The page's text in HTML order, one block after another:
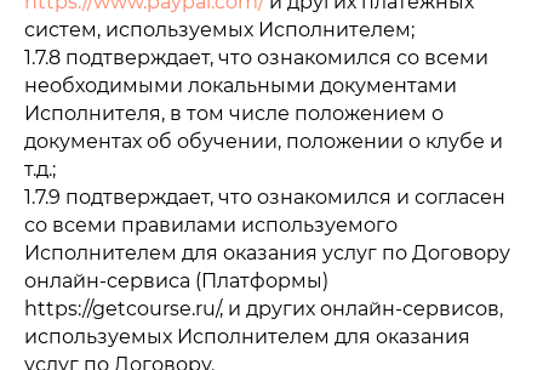
систем, используемых Исполнителем;
1.7.8 подтверждает, что ознакомился со всеми
необходимыми локальными документами
Исполнителя, в том числе положением о
документах об обучении, положении о клубе и
т.д.;
1.7.9 подтверждает, что ознакомился и согласен
со всеми правилами используемого
Исполнителем для оказания услуг по Договору
онлайн-сервиса (Платформы)
https://getcourse.ru/, и других онлайн-сервисов,
используемых Исполнителем для оказания
услуг по Договору.